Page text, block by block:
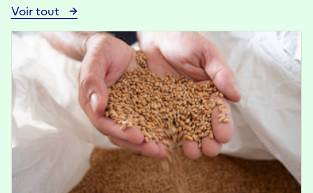
Voir tout
Voir
toutes
les
actualités
Image